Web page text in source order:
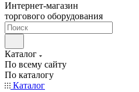
Интернет-магазин
торгового оборудования
Каталог
По всему сайту
По каталогу
Каталог